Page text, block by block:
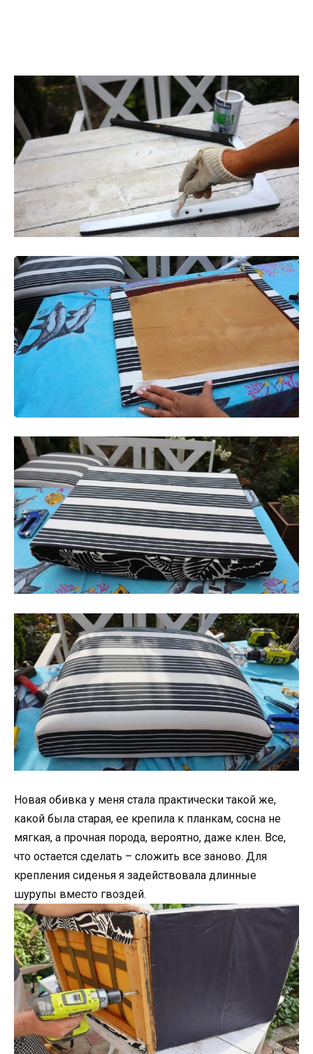
Новая обивка у меня стала практически такой же,
какой была старая, ее крепила к планкам, сосна не
мягкая, а прочная порода, вероятно, даже клен. Все,
что остается сделать – сложить все заново. Для
крепления сиденья я задействовала длинные
шурупы вместо гвоздей.